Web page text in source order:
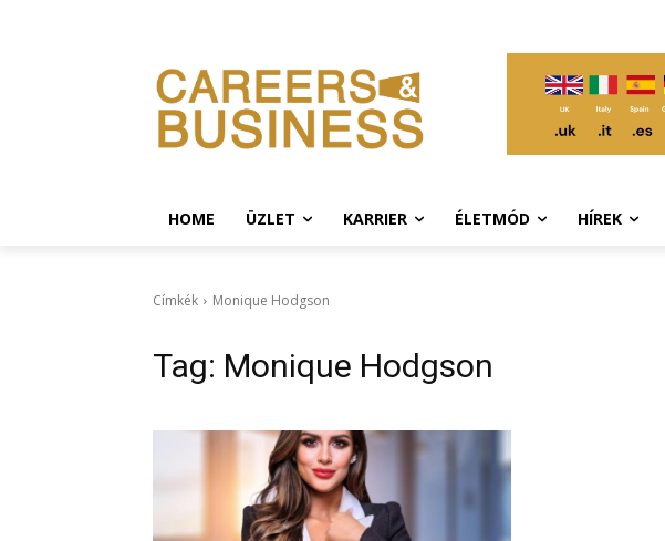
HOME ÜZLET KARRIER ÉLETMÓD HÍREK
Címkék Monique Hodgson
Tag: Monique Hodgson